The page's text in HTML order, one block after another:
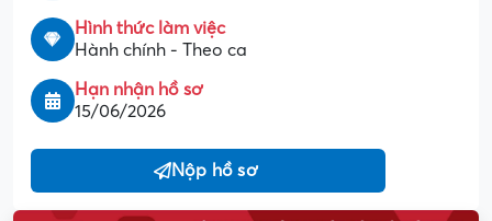
Hình thức làm việc
Hành chính - Theo ca
Hạn nhận hồ sơ
15/06/2026
Nộp hồ sơ